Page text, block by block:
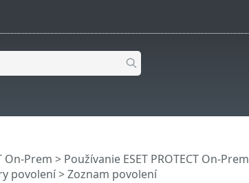
On-Prem > Používanie ESET PROTECT On-Prem
povolení> Zoznam povolení